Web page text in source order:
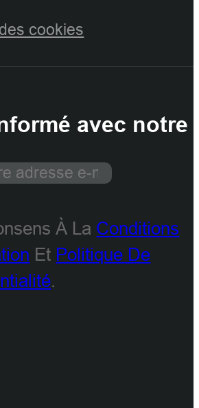
cookies
avec notre
À La Conditions
Et Politique De
.